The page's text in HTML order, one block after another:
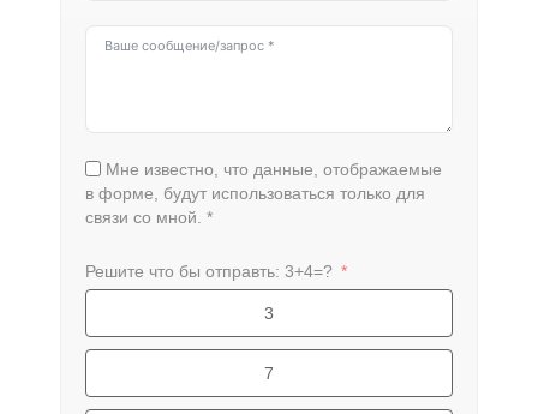
Мне известно, что данные, отображаемые
в форме, будут использоваться только для
связи со мной. *
Решите что бы отправть: 3+4=?
3
7